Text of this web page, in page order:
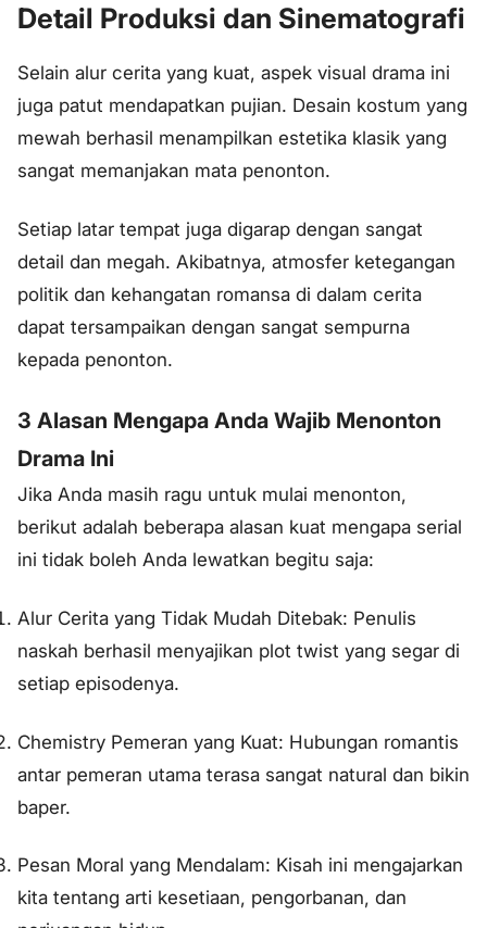
Detail Produksi dan Sinematografi
Selain alur cerita yang kuat, aspek visual drama ini
juga patut mendapatkan pujian. Desain kostum yang
mewah berhasil menampilkan estetika klasik yang
sangat memanjakan mata penonton.
Setiap latar tempat juga digarap dengan sangat
detail dan megah. Akibatnya, atmosfer ketegangan
politik dan kehangatan romansa di dalam cerita
dapat tersampaikan dengan sangat sempurna
kepada penonton.
3 Alasan Mengapa Anda Wajib Menonton
Drama Ini
Jika Anda masih ragu untuk mulai menonton,
berikut adalah beberapa alasan kuat mengapa serial
ini tidak boleh Anda lewatkan begitu saja:
Alur Cerita yang Tidak Mudah Ditebak: Penulis
naskah berhasil menyajikan plot twist yang segar di
setiap episodenya.
Chemistry Pemeran yang Kuat: Hubungan romantis
antar pemeran utama terasa sangat natural dan bikin
baper.
Pesan Moral yang Mendalam: Kisah ini mengajarkan
kita tentang arti kesetiaan, pengorbanan, dan